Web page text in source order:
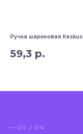
Ручка шариковая Keskus
59,3 р.
— 04 / 04